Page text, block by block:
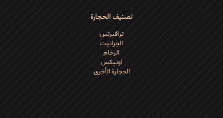
تصنيف الحجارة
ترافیرتین
الجرانیت
الرخام
اونیکس
الحجارة الأخرى